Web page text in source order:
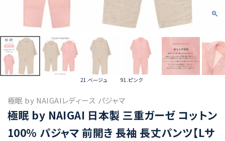
21.ベージュ 91.ピンク
極眠 by NAIGAIレディース パジャマ
極眠 by NAIGAI 日本製 三重ガーゼ コットン
100％ パジャマ 前開き 長袖 長丈パンツ【Lサ